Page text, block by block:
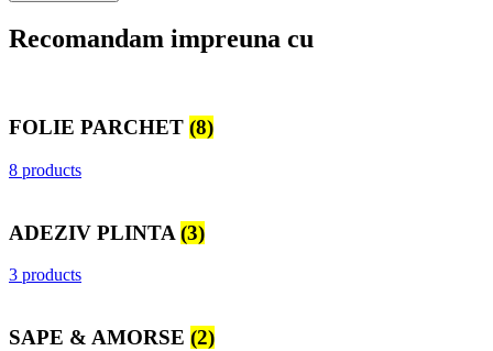
Recomandam impreuna cu
FOLIE PARCHET (8)
8 products
ADEZIV PLINTA (3)
3 products
SAPE & AMORSE (2)